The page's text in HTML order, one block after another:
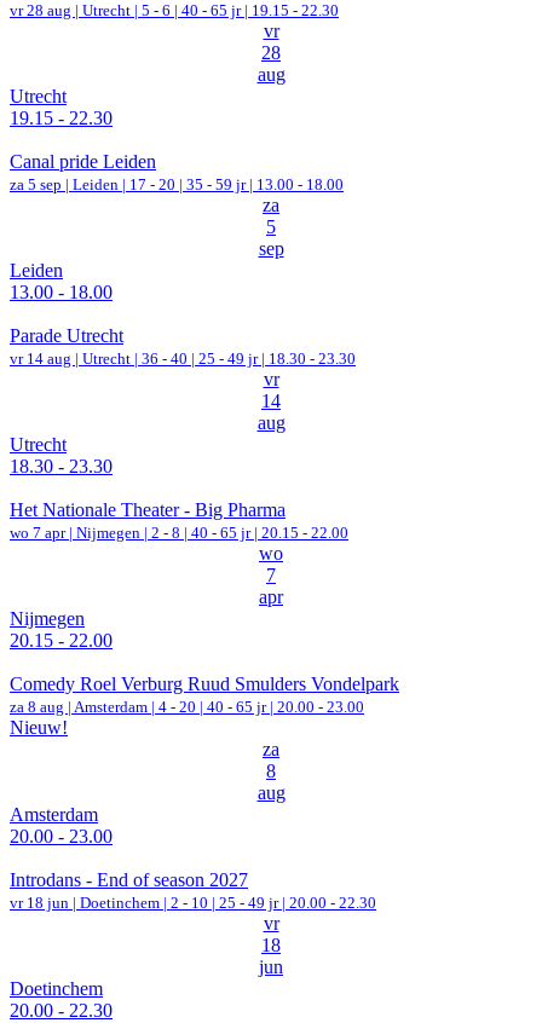
vr 28 aug | Utrecht | 5 - 6 | 40 - 65 jr | 19.15 - 22.30
vr
28
aug
Utrecht
19.15 - 22.30
Canal pride Leiden
za 5 sep | Leiden | 17 - 20 | 35 - 59 jr | 13.00 - 18.00
za
5
sep
Leiden
13.00 - 18.00
Parade Utrecht
vr 14 aug | Utrecht | 36 - 40 | 25 - 49 jr | 18.30 - 23.30
vr
14
aug
Utrecht
18.30 - 23.30
Het Nationale Theater - Big Pharma
wo 7 apr | Nijmegen | 2 - 8 | 40 - 65 jr | 20.15 - 22.00
wo
7
apr
Nijmegen
20.15 - 22.00
Comedy Roel Verburg Ruud Smulders Vondelpark
za 8 aug | Amsterdam | 4 - 20 | 40 - 65 jr | 20.00 - 23.00
Nieuw!
za
8
aug
Amsterdam
20.00 - 23.00
Introdans - End of season 2027
vr 18 jun | Doetinchem | 2 - 10 | 25 - 49 jr | 20.00 - 22.30
vr
18
jun
Doetinchem
20.00 - 22.30